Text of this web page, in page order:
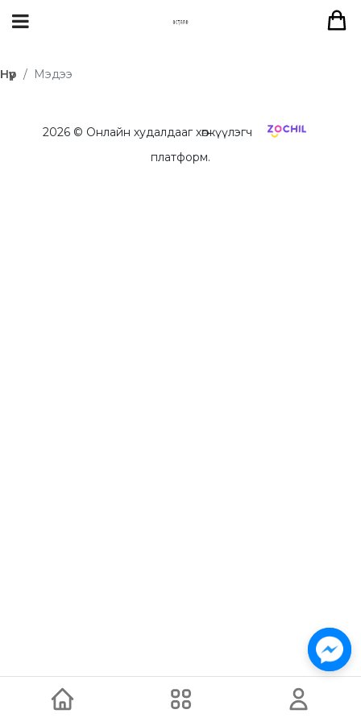
Нүүр Мэдээ
2026 © Онлайн худалдааг хөгжүүлэгч
платформ.